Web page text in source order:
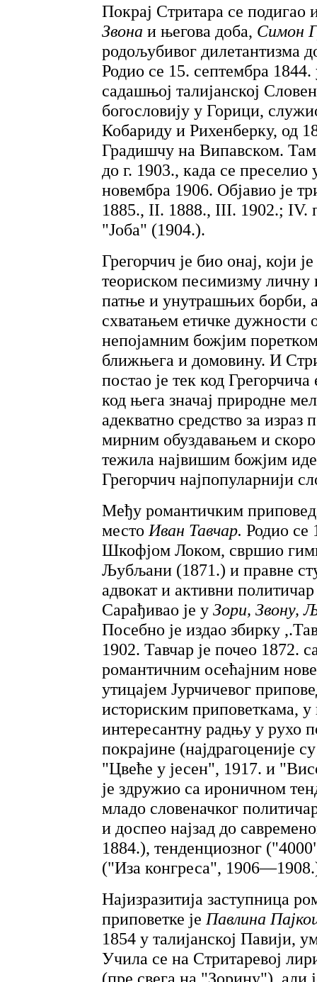
Покрај Стритара се подигао
Звона и његова доба, Симон
родољубивог дилетантизма
Родио се 15. септембра
садашњој талијанској
богословију у Горици,
Кобариду и Рихенберку, од
Градишчу на Випавском.
до г. 1903., када се преселио
новембра 1906. Објавио је
1885., II. 1888., III. 1902.; IV.
"Јоба" (1904.).
Грегорчич је био онај, који
теориском песимизму личну
патње и унутрашњих борби,
схватањем етичке дужности
непојамним божјим
ближњега и домовину. И
постао је тек код
код њега значај природне
адекватно средство за израз
мирним обуздавањем и
тежила највишим божјим
Грегорчич најпопуларнији
Међу романтичким
место Иван Тавчар. Родио се
Шкофјом Локом, свршио
Љубљани (1871.) и правне
адвокат и активни
Сарађивао је у Зори, Звону,
Посебно је издао збирку
1902. Тавчар је почео 1872.
романтичним осећајним
утицајем Јурчичевог
историским приповеткама, у
интересантну радњу у рухо
покрајине (најдрагоценије
"Цвеће у јесен", 1917. и
је здружио са ироничном
младо словеначког
и доспео најзад до
1884.), тенденциозног
("Иза конгреса",
Најизразитија заступница
приповетке је Павлина
1854 у талијанској Павији,
Учила се на Стритаревој
(пре свега на "Зорину"), али